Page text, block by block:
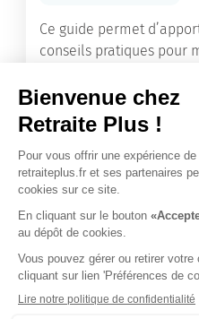
Ce guide permet
conseils pratiques pour
améliorer sa santé grâce
Lire
Vous avez besoin
Obtenir les